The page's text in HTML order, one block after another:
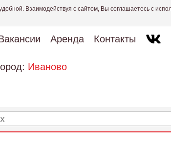
Взаимодействуя с сайтом, Вы соглашаетесь с
Аренда Контакты
Иваново